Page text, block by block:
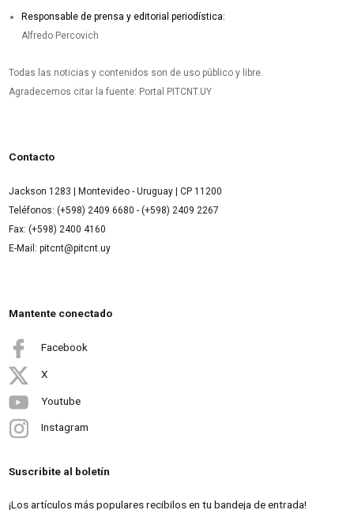
Responsable de prensa y editorial periodística:
Alfredo Percovich
Todas las noticias y contenidos son de uso público y libre.
Agradecemos citar la fuente: Portal PITCNT.UY
Contacto
Jackson 1283 | Montevideo - Uruguay | CP 11200
Teléfonos: (+598) 2409 6680 - (+598) 2409 2267
Fax: (+598) 2400 4160
E-Mail: pitcnt@pitcnt.uy
Mantente conectado
Facebook
X
Youtube
Instagram
Suscribite al boletín
¡Los artículos más populares recibilos en tu bandeja de entrada!